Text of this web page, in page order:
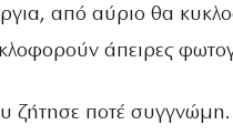
από αύριο θα
άπειρες
ζήτησε ποτέ